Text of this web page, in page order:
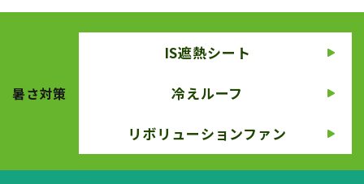
暑さ対策
IS遮熱シート
冷えルーフ
リボリューションファン